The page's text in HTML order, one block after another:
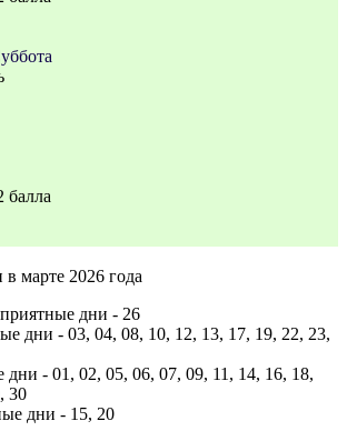
балла
марте 2026 года
дни - 26
дни - 03, 04, 08, 10, 12, 13, 17, 19, 22, 23,
дни - 01, 02, 05, 06, 07, 09, 11, 14, 16, 18,
30
дни - 15, 20